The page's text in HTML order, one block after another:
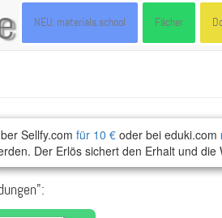
NEU: materials.school Fächer
Sellfy.com für 10 € oder bei eduki.com
Der Erlös sichert den Erhalt und